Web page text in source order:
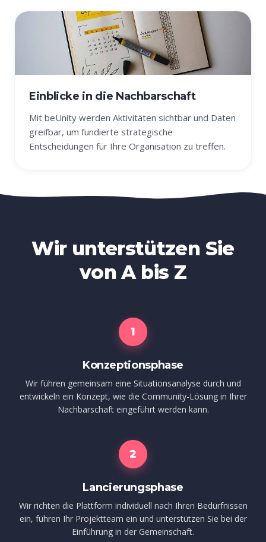
Einblicke in die Nachbarschaft
Mit beUnity werden Aktivitäten sichtbar und Daten
greifbar, um fundierte strategische
Entscheidungen für Ihre Organisation zu treffen.
Wir unterstützen Sie
von A bis Z
1
Konzeptionsphase
Wir führen gemeinsam eine Situationsanalyse durch und
entwickeln ein Konzept, wie die Community-Lösung in Ihrer
Nachbarschaft eingeführt werden kann.
2
Lancierungsphase
Wir richten die Plattform individuell nach Ihren Bedürfnissen
ein, führen Ihr Projektteam ein und unterstützen Sie bei der
Einführung in der Gemeinschaft.